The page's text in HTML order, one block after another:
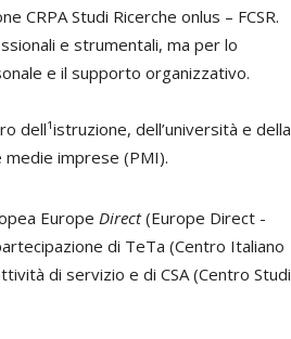
CRPA Studi Ricerche onlus – FCSR.
e strumentali, ma per lo
e il supporto organizzativo.
dell¹istruzione, dell’università e della
imprese (PMI).
Europe Direct(Europe Direct ­
di TeTa (Centro Italiano
di servizio e di CSA (Centro Studi